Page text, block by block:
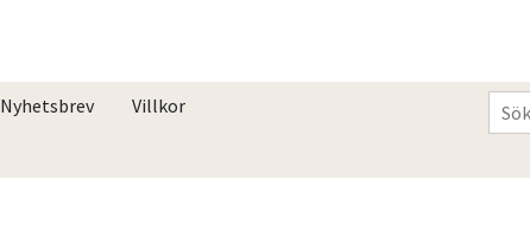
Nyhetsbrev Villkor